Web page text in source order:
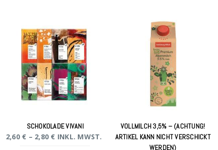
SCHOKOLADE VIVANI
2,60 € – 2,80 € INKL. MWST.
VOLLMILCH 3,5% – (ACHTUNG!
ARTIKEL KANN NICHT VERSCHICKT
WERDEN)